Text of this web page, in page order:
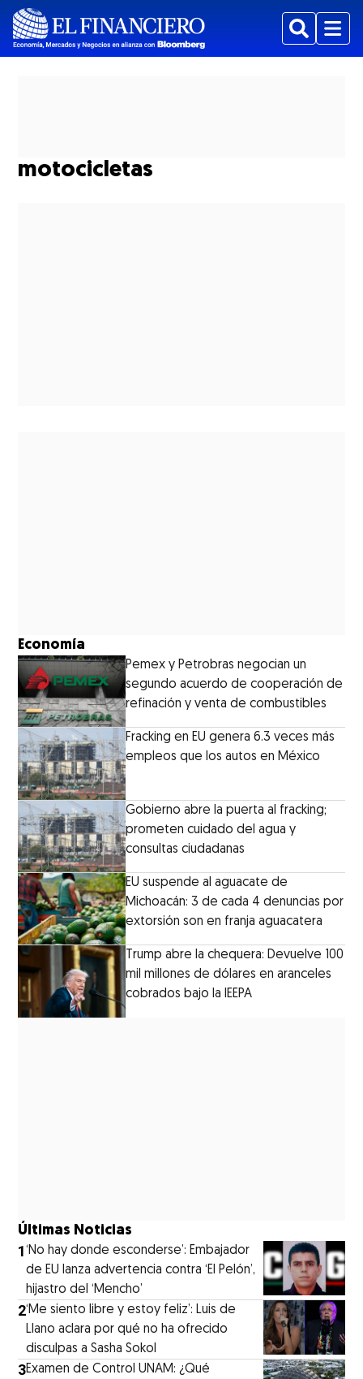
BuscarMenu
motocicletas
Economía
Pemex y Petrobras negocian un
segundo acuerdo de cooperación de
refinación y venta de combustibles
Fracking en EU genera 6.3 veces más
empleos que los autos en México
Gobierno abre la puerta al fracking;
prometen cuidado del agua y
consultas ciudadanas
EU suspende al aguacate de
Michoacán: 3 de cada 4 denuncias por
extorsión son en franja aguacatera
Trump abre la chequera: Devuelve 100
mil millones de dólares en aranceles
cobrados bajo la IEEPA
Últimas Noticias
1‘No hay donde esconderse’: Embajador
de EU lanza advertencia contra ‘El Pelón’,
hijastro del ‘Mencho’
2‘Me siento libre y estoy feliz’: Luis de
Llano aclara por qué no ha ofrecido
disculpas a Sasha Sokol
3Examen de Control UNAM: ¿Qué